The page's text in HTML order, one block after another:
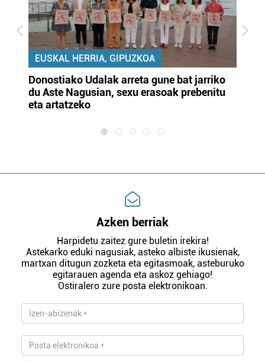
EUSKAL HERRIA, GIPUZKOA
Donostiako Udalak arreta gune bat jarriko
du Aste Nagusian, sexu erasoak prebenitu
eta artatzeko
Azken berriak
Harpidetu zaitez gure buletin irekira!
Astekarko eduki nagusiak, asteko albiste ikusienak,
martxan ditugun zozketa eta egitasmoak, asteburuko
egitarauen agenda eta askoz gehiago!
Ostiralero zure posta elektronikoan.